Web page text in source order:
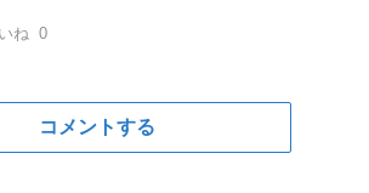
0
コメントする